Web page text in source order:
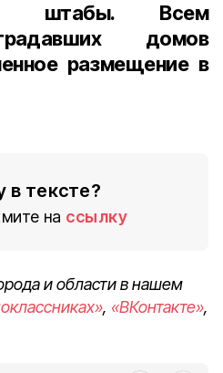
штабы. Всем
домов
размещение в
в тексте?
на ссылку
и области в нашем
, «ВКонтакте»,